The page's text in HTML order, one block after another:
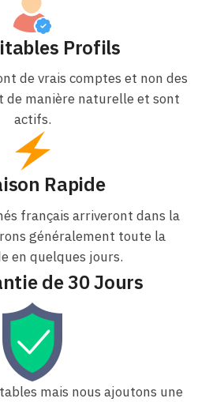
Profils
de vrais comptes et non des
de manière naturelle et sont
actifs.
Rapide
français arriveront dans la
généralement toute la
en quelques jours.
de 30 Jours
mais nous ajoutons une